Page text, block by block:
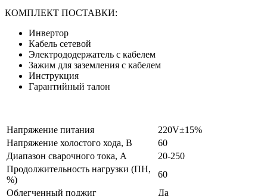
КОМПЛЕКТ ПОСТАВКИ:
Инвертор
Кабель сетевой
Электрододержатель с кабелем
Зажим для заземления с кабелем
Инструкция
Гарантийный талон
Напряжение питания
220V±15%
Напряжение холостого хода, В
60
Диапазон сварочного тока, А
20-250
Продолжительность нагрузки (ПН,
%)
60
Облегченный поджиг
Да